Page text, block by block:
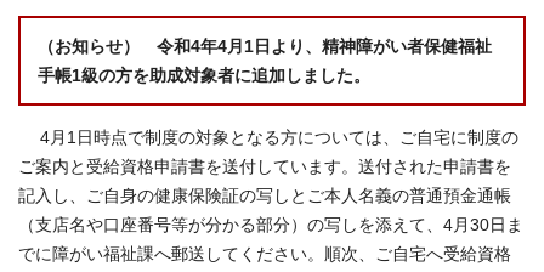
（お知らせ） 令和4年4月1日より、精神障がい者保健福祉
手帳1級の方を 助成対象者に追加しました。
4月1日時点で制度の対象となる方については、ご自宅に制度の
ご案内と受給資格申請書を送付しています。送付された申請書を
記入し、ご自身の健康保険証の写しとご本人名義の普通預金通帳
（支店名や口座番号等が分かる部分）の写しを添えて、4月30日ま
でに障がい福祉課へ郵送してください。順次、ご自宅へ受給資格